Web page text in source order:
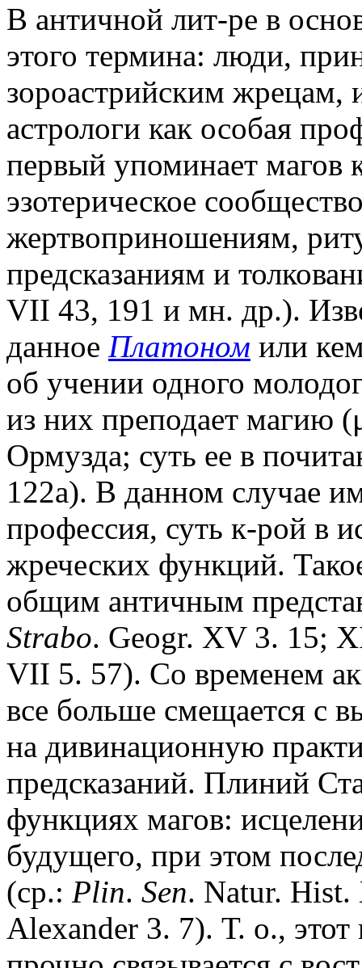
В античной лит-ре в
этого термина: люди,
зороастрийским жрецам,
астрологи как особая
первый упоминает магов
эзотерическое
жертвоприношениям,
предсказаниям и
VII 43, 191 и мн. др.).
данное Платоном или
об учении одного
из них преподает магию
Ормузда; суть ее в
122a). В данном случае
профессия, суть к-рой в
жреческих функций.
общим античным
Strabo. Geogr. XV 3. 15;
VII 5. 57). Со временем
все больше смещается с
на дивинационную
предсказаний. Плиний
функциях магов:
будущего, при этом
(ср.: Plin. Sen. Natur.
Alexander 3. 7). Т. о., этот